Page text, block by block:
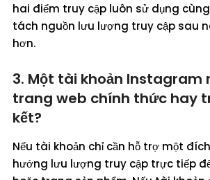
hai điểm truy cập luôn sử dụng
tách nguồn lưu lượng truy cập sau
hơn.
3. Một tài khoản Instagram
trang web chính thức hay
kết?
Nếu tài khoản chỉ cần hỗ trợ một
hướng lưu lượng truy cập trực tiếp